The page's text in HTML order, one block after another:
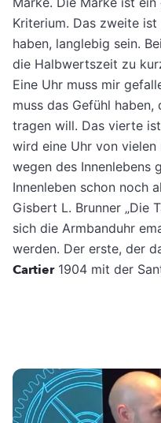
Kriterium. Das zweite
haben, langlebig sein.
die Halbwertszeit zu
Eine Uhr muss mir
muss das Gefühl
tragen will. Das vierte
wird eine Uhr von
wegen des Innenlebens
Innenleben schon noch
Gisbert L. Brunner „Die
sich die Armbanduhr
werden. Der erste, der
Cartier1904 mit der